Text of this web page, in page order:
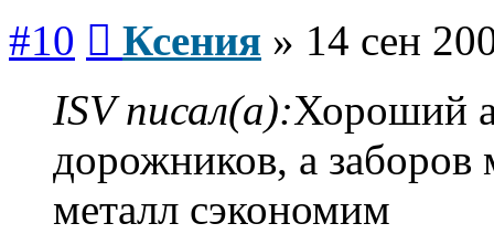
#10 Ксения » 14 сен
ISV писал(а):Хороший
дорожников, а
металл сэкономим